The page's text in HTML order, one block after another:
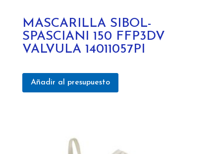
MASCARILLA SIBOL-
SPASCIANI 150 FFP3DV
VALVULA 14011057PI
Añadir al presupuesto